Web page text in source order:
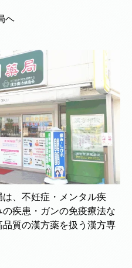
ヘ
、不妊症・メンタル疾
疾患・ガンの免疫療法な
質の漢方薬を扱う漢方専